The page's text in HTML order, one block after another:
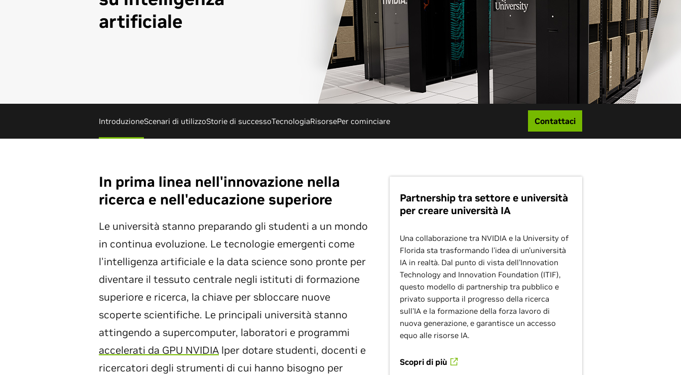
artificiale
IntroduzioneScenari di utilizzoStorie di successoTecnologiaRisorsePer cominciare Contattaci
In prima linea nell'innovazione nella
ricerca e nell'educazione superiore
Le università stanno preparando gli studenti a un mondo
in continua evoluzione. Le tecnologie emergenti come
l'intelligenza artificiale e la data science sono pronte per
diventare il tessuto centrale negli istituti di formazione
superiore e ricerca, la chiave per sbloccare nuove
scoperte scientifiche. Le principali università stanno
attingendo a supercomputer, laboratori e programmi
accelerati da GPU NVIDIA lper dotare studenti, docenti e
ricercatori degli strumenti di cui hanno bisogno per
Partnership tra settore e università
per creare università IA
Una collaborazione tra NVIDIA e la University of
Florida sta trasformando l'idea di un'università
IA in realtà. Dal punto di vista dell'Innovation
Technology and Innovation Foundation (ITIF),
questo modello di partnership tra pubblico e
privato supporta il progresso della ricerca
sull'IA e la formazione della forza lavoro di
nuova generazione, e garantisce un accesso
equo alle risorse IA.
Scopri di più